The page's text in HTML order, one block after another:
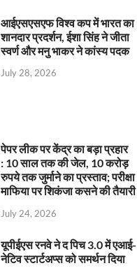
आईएसएसएफ विश्व कप में भारत का
शानदार प्रदर्शन, ईशा सिंह ने जीता
स्वर्ण और मनु भाकर ने कांस्य पदक
July 28, 2026
पेपर लीक पर केंद्र का बड़ा प्रहार
: 10 साल तक की जेल, 10 करोड़
रुपये तक जुर्माने का प्रस्ताव; परीक्षा
माफिया पर शिकंजा कसने की तैयारी
July 24, 2026
यूपीईएस रनवे ने द पिच 3.0 में एआई-
नेटिव स्टार्टअप्स को समर्थन दिया